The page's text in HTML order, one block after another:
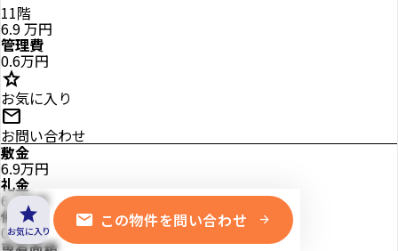
11階
6.9万円
管理費
0.6万円
star
お気に入り
mail
お問い合わせ
敷金
6.9万円
礼金
6.9万円
保証金
0万円
star
お気に入り mail この物件を問い合わせ arrow_forward